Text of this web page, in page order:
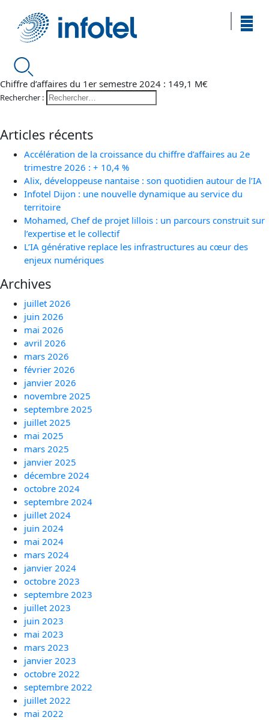
Chiffre d’affaires du 1er semestre 2024 : 149,1 M€
Rechercher :
Articles récents
Accélération de la croissance du chiffre d’affaires au 2e
trimestre 2026 : + 10,4 %
Alix, développeuse nantaise : son quotidien autour de l’IA
Infotel Dijon : une nouvelle dynamique au service du
territoire
Mohamed, Chef de projet lillois : un parcours construit sur
l’expertise et le collectif
L’IA générative replace les infrastructures au cœur des
enjeux numériques
Archives
juillet 2026
juin 2026
mai 2026
avril 2026
mars 2026
février 2026
janvier 2026
novembre 2025
septembre 2025
juillet 2025
mai 2025
mars 2025
janvier 2025
décembre 2024
octobre 2024
septembre 2024
juillet 2024
juin 2024
mai 2024
mars 2024
janvier 2024
octobre 2023
septembre 2023
juillet 2023
juin 2023
mai 2023
mars 2023
janvier 2023
octobre 2022
septembre 2022
juillet 2022
mai 2022